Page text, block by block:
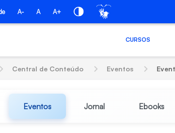
A- A A+
CURSOS
Central de Conteúdo Eventos
Eventos Jornal Ebooks